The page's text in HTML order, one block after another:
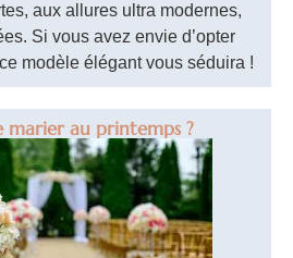
aux allures ultra modernes,
Si vous avez envie d’opter
modèle élégant vous séduira !
marier au printemps ?